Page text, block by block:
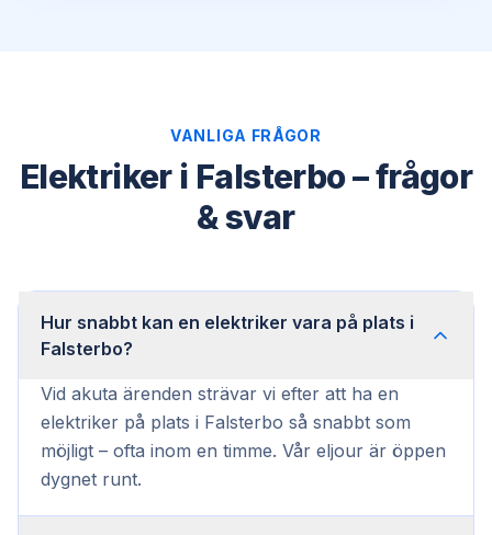
VANLIGA FRÅGOR
Elektriker i Falsterbo – frågor
& svar
Hur snabbt kan en elektriker vara på plats i
Falsterbo?
Vid akuta ärenden strävar vi efter att ha en
elektriker på plats i Falsterbo så snabbt som
möjligt – ofta inom en timme. Vår eljour är öppen
dygnet runt.